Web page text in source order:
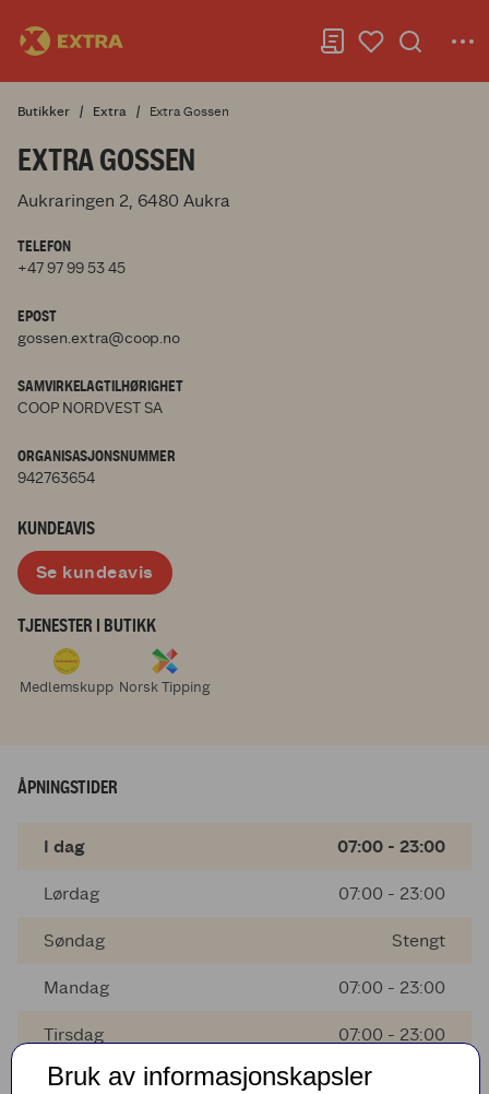
Butikker Extra Extra Gossen
EXTRA GOSSEN
Aukraringen 2, 6480 Aukra
TELEFON
+47 97 99 53 45
EPOST
gossen.extra@coop.no
SAMVIRKELAGTILHØRIGHET
COOP NORDVEST SA
ORGANISASJONSNUMMER
942763654
KUNDEAVIS
Se kundeavis
TJENESTER I BUTIKK
Medlemskupp Norsk Tipping
ÅPNINGSTIDER
I dag 07:00 - 23:00
Lørdag 07:00 - 23:00
Søndag Stengt
Mandag 07:00 - 23:00
Tirsdag 07:00 - 23:00
Onsdag 07:00 - 23:00
Bruk av informasjonskapsler